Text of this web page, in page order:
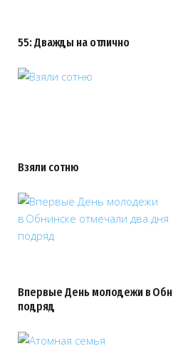
55: Дважды на отлично
Взяли сотню
Впервые День молодежи в
подряд